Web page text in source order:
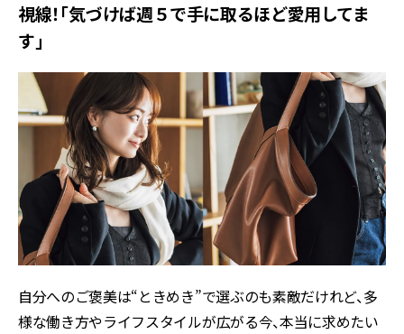
視線！「気づけば週５で手に取るほど愛用してま
す」
自分へのご褒美は“ときめき”で選ぶのも素敵だけれど、多
様な働き方やライフスタイルが広がる今、本当に求めたい